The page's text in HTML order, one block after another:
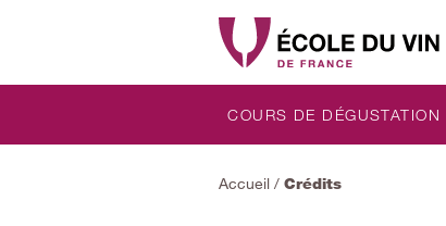
COURS DE DÉGUSTATION
Accueil / Crédits